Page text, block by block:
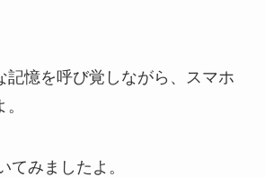
記憶を呼び覚しながら、スマホ
てみましたよ。